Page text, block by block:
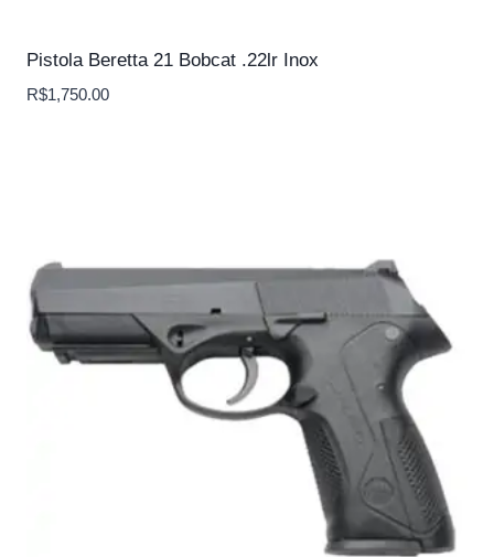
Pistola Beretta 21 Bobcat .22lr Inox
R$1,750.00